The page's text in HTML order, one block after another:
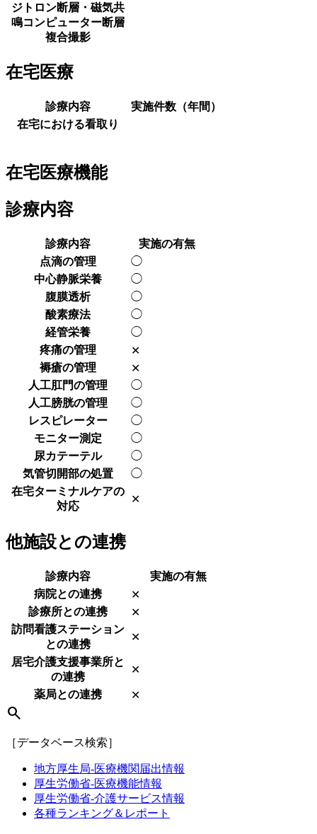
ジトロン断層・磁気共
鳴コンピューター断層
複合撮影
在宅医療
診療内容
実施件数（年間）
在宅における看取り
在宅医療機能
診療内容
診療内容
実施の有無
点滴の管理
◯
中心静脈栄養
◯
腹膜透析
◯
酸素療法
◯
経管栄養
◯
疼痛の管理
✕
褥瘡の管理
✕
人工肛門の管理
◯
人工膀胱の管理
◯
レスピレーター
◯
モニター測定
◯
尿カテーテル
◯
気管切開部の処置
◯
在宅ターミナルケアの
対応
✕
他施設との連携
診療内容
実施の有無
病院との連携
✕
診療所との連携
✕
訪問看護ステーション
との連携
✕
居宅介護支援事業所と
の連携
✕
薬局との連携 ✕
search
［データベース検索］
地方厚生局-医療機関届出情報
厚生労働省-医療機能情報
厚生労働省-介護サービス情報
各種ランキング＆レポート